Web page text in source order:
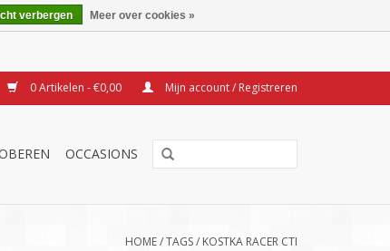
0 Artikelen - €0,00 Mijn account / Registreren
OCCASIONS
HOME/TAGS/ KOSTKA RACER CTI
verbergen Meer over cookies »